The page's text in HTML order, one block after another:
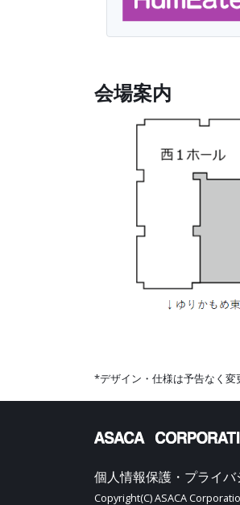
会場案内
*デザイン・仕様は予告なく
個人情報保護・プライ
Copyright(C) ASACA